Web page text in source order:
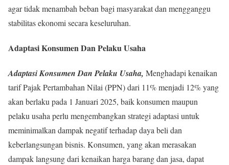
agar tidak menambah beban bagi masyarakat dan mengganggu
stabilitas ekonomi secara keseluruhan.
Adaptasi Konsumen Dan Pelaku Usaha
Adaptasi Konsumen Dan Pelaku Usaha, Menghadapi kenaikan
tarif Pajak Pertambahan Nilai (PPN) dari 11% menjadi 12% yang
akan berlaku pada 1 Januari 2025, baik konsumen maupun
pelaku usaha perlu mengembangkan strategi adaptasi untuk
meminimalkan dampak negatif terhadap daya beli dan
keberlangsungan bisnis. Konsumen, yang akan merasakan
dampak langsung dari kenaikan harga barang dan jasa, dapat